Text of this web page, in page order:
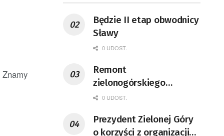
Będzie II etap obwodnicy
Sławy
0 UDOST.
Remont
zielonogórskiego
deptaka zgodnie z
0 UDOST.
Prezydent Zielonej Góry
o korzyści z organizacji